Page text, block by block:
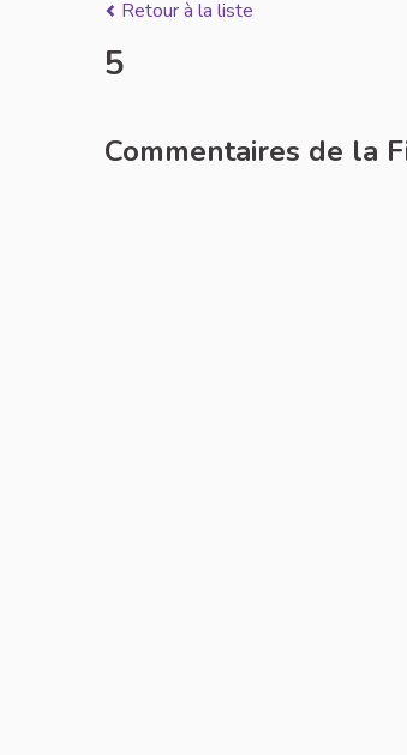
Retour à la liste
5
Commentaires de la